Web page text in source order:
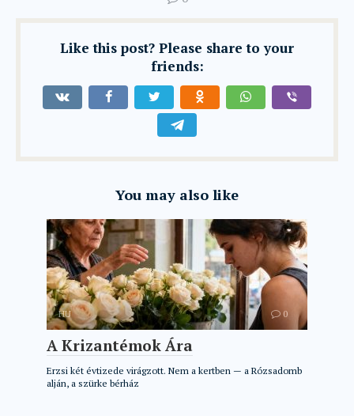
Like this post? Please share to your
friends:
You may also like
HU 0
A Krizantémok Ára
Erzsi két évtizede virágzott. Nem a kertben — a Rózsadomb
alján, a szürke bérház